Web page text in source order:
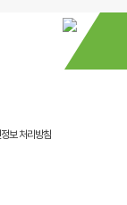
보 처리방침